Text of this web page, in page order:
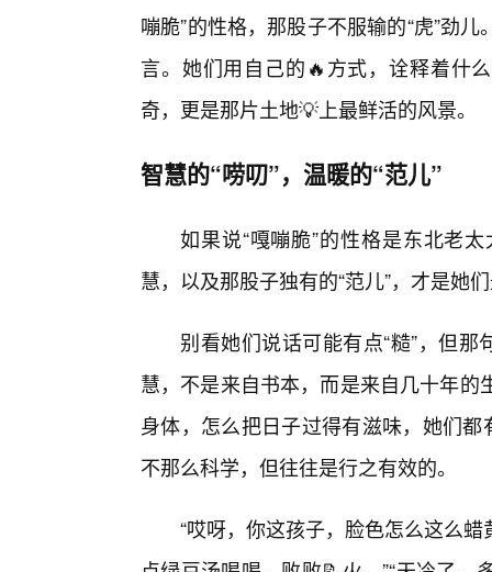
嘣脆”的性格，那股子不服输的“虎”劲
言。她们用自己的🔥方式，诠释着什
奇，更是那片土地💡上最鲜活的风景。
智慧的“唠叨”，温暖的“范儿”
如果说“嘎嘣脆”的性格是东北老
慧，以及那股子独有的“范儿”，才是她
别看她们说话可能有点“糙”，但
慧，不是来自书本，而是来自几十年
身体，怎么把日子过得有滋味，她们
不那么科学，但往往是行之有效的。
“哎呀，你这孩子，脸色怎么这么